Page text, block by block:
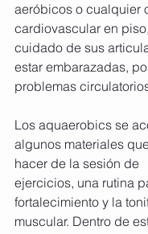
aeróbicos o cualquier
cardiovascular en
cuidado de sus
estar embarazadas,
problemas
Los aquaerobics se
algunos materiales
hacer de la sesión de
ejercicios, una rutina
fortalecimiento y la
muscular. Dentro de